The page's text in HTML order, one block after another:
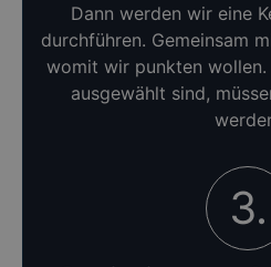
Dann werden wir eine
durchführen. Gemeinsam
womit wir punkten
ausgewählt sind,
3.